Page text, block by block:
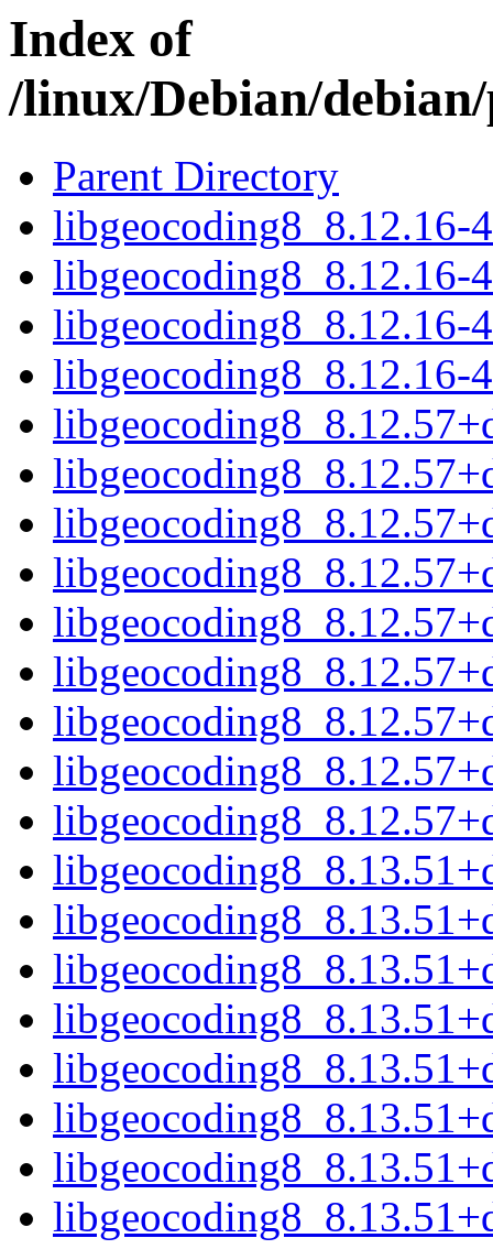
Index of
/linux/Debian/
Parent Directory
libgeocoding8_8.12.16-
libgeocoding8_8.12.16-
libgeocoding8_8.12.16-
libgeocoding8_8.12.16-